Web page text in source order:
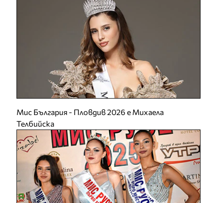
Мис България - Пловдив 2026 е Михаела
Телбийска